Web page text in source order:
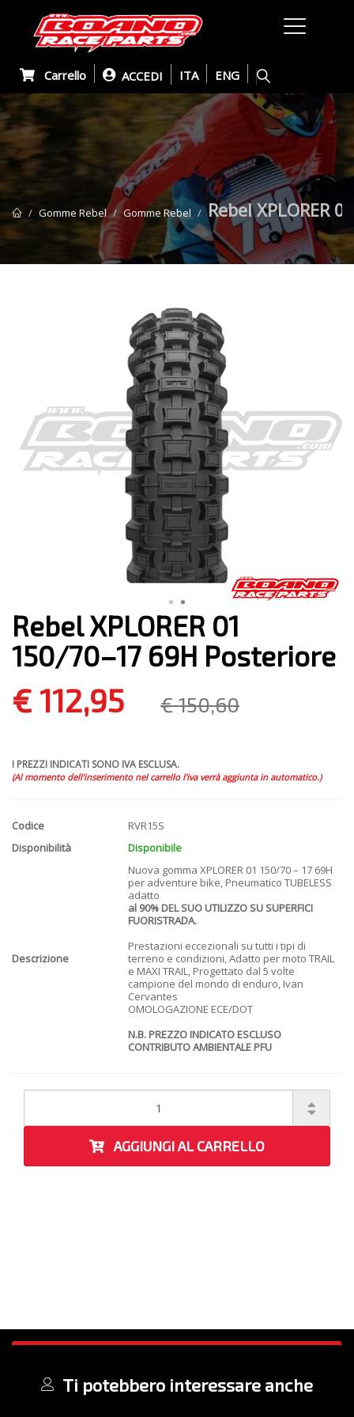
Carrello ACCEDI ITA ENG
Gomme Rebel Gomme Rebel Rebel XPLORER
Rebel XPLORER 01
150/70–17 69H Posteriore
€ 112,95 € 150,60
I PREZZI INDICATI SONO IVA ESCLUSA.
(Al momento dell'inserimento nel carrello l'iva verrà aggiunta in automatico.)
Codice
RVR15S
Disponibilità
Disponibile
Descrizione
Nuova gomma XPLORER 01 150/70 – 17 69H
per adventure bike, Pneumatico TUBELESS
adatto
al 90% DEL SUO UTILIZZO SU SUPERFICI
FUORISTRADA.
Prestazioni eccezionali su tutti i tipi di
terreno e condizioni, Adatto per moto TRAIL
e MAXI TRAIL, Progettato dal 5 volte
campione del mondo di enduro, Ivan
Cervantes
OMOLOGAZIONE ECE/DOT
N.B. PREZZO INDICATO ESCLUSO
CONTRIBUTO AMBIENTALE PFU
AGGIUNGI AL CARRELLO
Ti potebbero interessare anche